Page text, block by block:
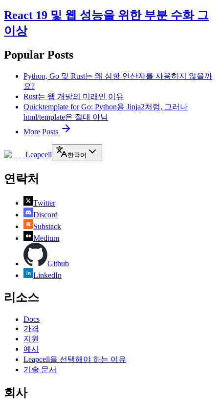
React 19 및 웹 성능을 위한 부분 수화 그
이상
Popular Posts
Python, Go 및 Rust는 왜 삼항 연산자를 사용하지 않을까
요?
Rust는 웹 개발의 미래인 이유
Quicktemplate for Go: Python용 Jinja2처럼, 그러나
html/template은 절대 아님
More Posts
Leapcell 한국어
연락처
Twitter
Discord
Substack
Medium
Github
LinkedIn
리소스
Docs
가격
지원
예시
Leapcell을 선택해야 하는 이유
기술 문서
회사